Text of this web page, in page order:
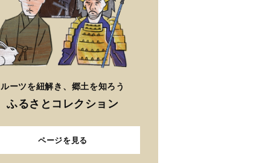
ルーツを紐解き、郷土を知ろう
ふるさとコレクション
ページを見る